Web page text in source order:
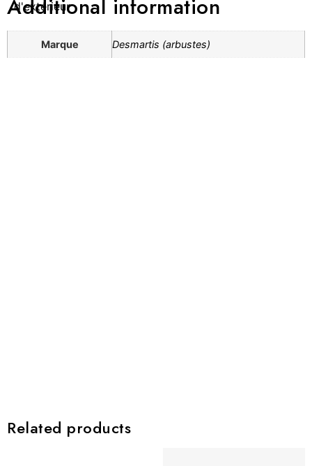
d'extérieur
Additional information
Marque Desmartis (arbustes)
Related products